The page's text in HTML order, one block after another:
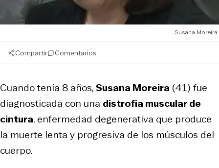
Susana Moreira.
Compartir Comentarios
Cuando tenía 8 años,Susana Moreira (41) fue
diagnosticada con una distrofia muscular de
cintura, enfermedad degenerativa que produce
la muerte lenta y progresiva de los músculos del
cuerpo.